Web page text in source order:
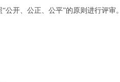
开、公正、公平”的原则进行评审。